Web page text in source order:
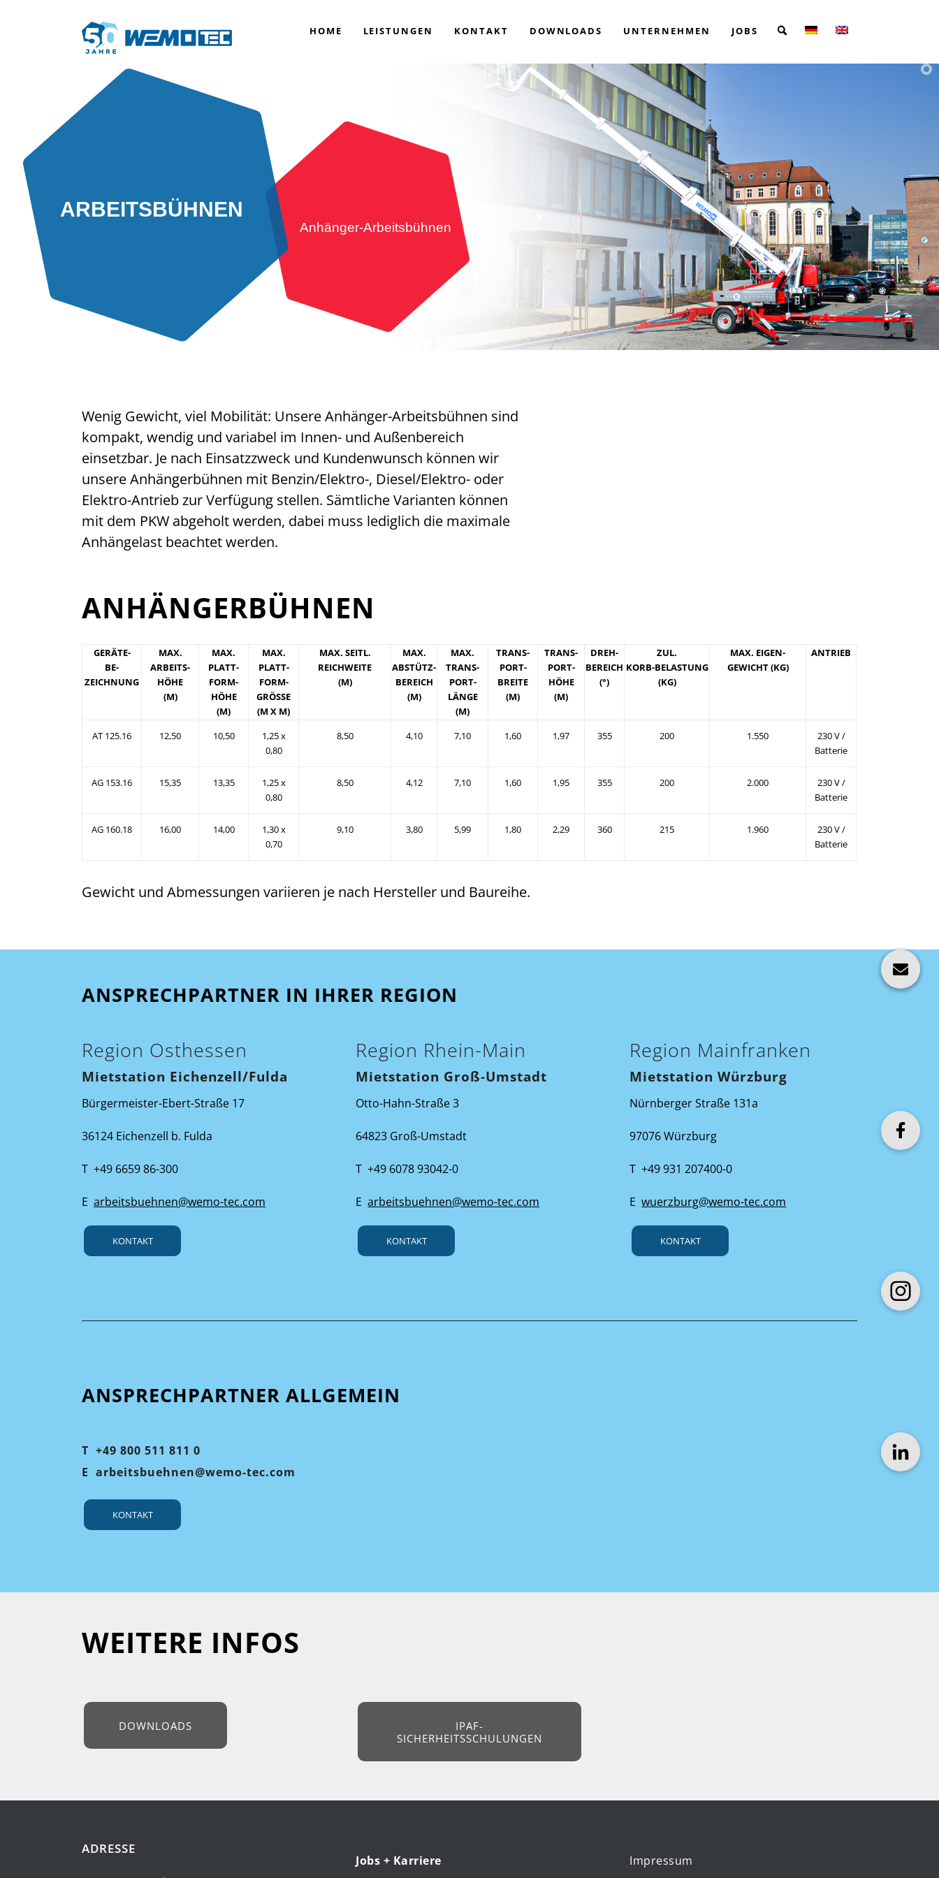
HOME LEISTUNGEN KONTAKT DOWNLOADS UNTERNEHMEN JOBS
ARBEITSBÜHNEN
Anhänger-Arbeitsbühnen
Wenig Gewicht, viel Mobilität: Unsere Anhänger-Arbeitsbühnen sind
kompakt, wendig und variabel im Innen- und Außenbereich
einsetzbar. Je nach Einsatzzweck und Kundenwunsch können wir
unsere Anhängerbühnen mit Benzin/Elektro-, Diesel/Elektro- oder
Elektro-Antrieb zur Verfügung stellen. Sämtliche Varianten können
mit dem PKW abgeholt werden, dabei muss lediglich die maximale
Anhängelast beachtet werden.
ANHÄNGERBÜHNEN
GERÄTE-
BE-
ZEICHNUNG
MAX.
ARBEITS-
HÖHE
(M)
MAX.
PLATT-
FORM-
HÖHE
(M)
MAX.
PLATT-
FORM-
GRÖSSE
(M X M)
MAX. SEITL.
REICHWEITE
(M)
MAX.
ABSTÜTZ-
BEREICH
(M)
MAX.
TRANS-
PORT-
LÄNGE
(M)
TRANS-
PORT-
BREITE
(M)
TRANS-
PORT-
HÖHE
(M)
DREH-
BEREICH
(°)
ZUL.
KORB-BELASTUNG
(KG)
MAX. EIGEN-
GEWICHT (KG)
ANTRIEB
AT 125.16 12,50 10,50
1,25 x
0,80
8,50 4,10 7,10 1,60 1,97 355 200 1.550
230 V /
Batterie
AG 153.16 15,35 13,35
1,25 x
0,80
8,50 4,12 7,10 1,60 1,95 355 200 2.000
230 V /
Batterie
AG 160.18 16,00 14,00
1,30 x
0,70
9,10 3,80 5,99 1,80 2,29 360 215 1.960
230 V /
Batterie
Gewicht und Abmessungen variieren je nach Hersteller und Baureihe.
ANSPRECHPARTNER IN IHRER REGION
Region Osthessen
Mietstation Eichenzell/Fulda
Bürgermeister-Ebert-Straße 17
36124 Eichenzell b. Fulda
T +49 6659 86-300
Earbeitsbuehnen@wemo-tec.com
KONTAKT
Region Rhein-Main
Mietstation Groß-Umstadt
Otto-Hahn-Straße 3
64823 Groß-Umstadt
T +49 6078 93042-0
Earbeitsbuehnen@wemo-tec.com
KONTAKT
Region Mainfranken
Mietstation Würzburg
Nürnberger Straße 131a
97076 Würzburg
T +49 931 207400-0
Ewuerzburg@wemo-tec.com
KONTAKT
ANSPRECHPARTNER ALLGEMEIN
T+49 800 511 811 0
Earbeitsbuehnen@wemo-tec.com
KONTAKT
WEITERE INFOS
DOWNLOADS
IPAF-
SICHERHEITSSCHULUNGEN
ADRESSE
Jobs + Karriere
Impressum